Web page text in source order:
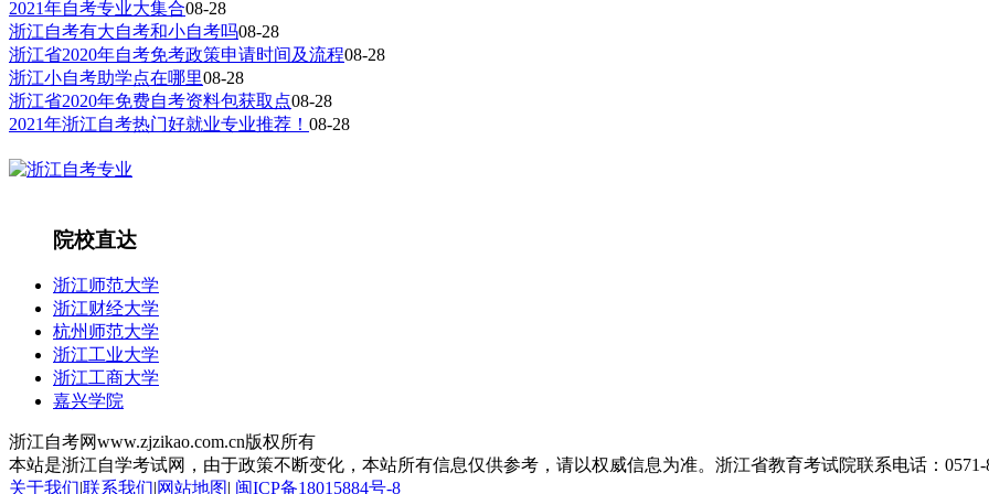
2021年自考专业大集合08-28
浙江自考有大自考和小自考吗08-28
浙江省2020年自考免考政策申请时间及流程08-28
浙江小自考助学点在哪里08-28
浙江省2020年免费自考资料包获取点08-28
2021年浙江自考热门好就业专业推荐！ 08-28
院校直达
浙江师范大学
浙江财经大学
杭州师范大学
浙江工业大学
浙江工商大学
嘉兴学院
浙江自考网www.zjzikao.com.cn版权所有
本站是浙江自学考试网，由于政策不断变化，本站所有信息仅供参考，请以权威信息为准。浙江省教育考试院联系电话：0571-
关于我们|联系我们|网站地图| 闽ICP备18015884号-8